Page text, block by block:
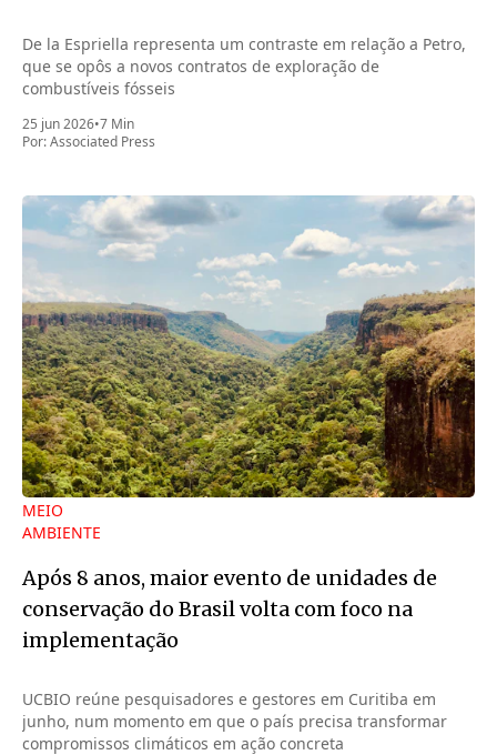
De la Espriella representa um contraste em relação a Petro,
que se opôs a novos contratos de exploração de
combustíveis fósseis
25 jun 2026•7 Min
Por:Associated Press
MEIO
AMBIENTE
Após 8 anos, maior evento de unidades de
conservação do Brasil volta com foco na
implementação
UCBIO reúne pesquisadores e gestores em Curitiba em
junho, num momento em que o país precisa transformar
compromissos climáticos em ação concreta